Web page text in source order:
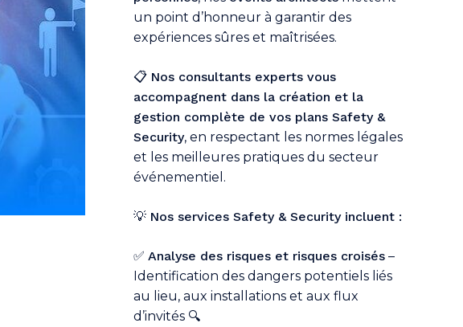
un point d’honneur à garantir des
expériences sûres et maîtrisées.
📋 Nos consultants experts vous
accompagnent dans la création et la
gestion complète de vos plans Safety &
Security, en respectant les normes légales
et les meilleures pratiques du secteur
événementiel.
💡 Nos services Safety & Security incluent :
✅ Analyse des risques et risques croisés –
Identification des dangers potentiels liés
au lieu, aux installations et aux flux
d’invités 🔍